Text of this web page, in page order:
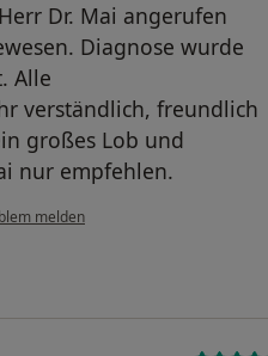
Dr. Mai angerufen
Diagnose wurde
Alle
verständlich, freundlich
großes Lob und
nur empfehlen.
melden